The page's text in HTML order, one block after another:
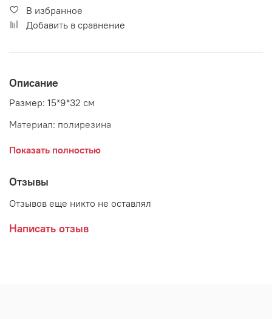
В избранное
Добавить в сравнение
Описание
Размер: 15*9*32 см
Материал: полирезина
Страна: Голландия
Показать полностью
Отзывы
Отзывов еще никто не оставлял
Написать отзыв